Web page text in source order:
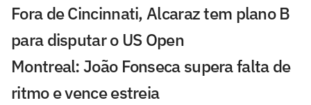
Fora de Cincinnati, Alcaraz tem plano B
para disputar o US Open
Montreal: João Fonseca supera falta de
ritmo e vence estreia